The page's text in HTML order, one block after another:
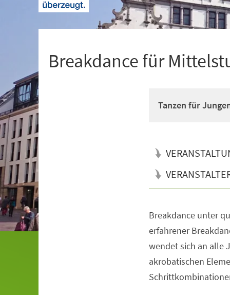
Breakdance für
Tanzen für
Breakdance unter
erfahrener
wendet sich an alle
akrobatischen